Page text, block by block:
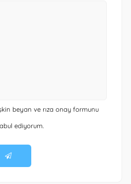
beyan ve rıza onay formunu
ediyorum.